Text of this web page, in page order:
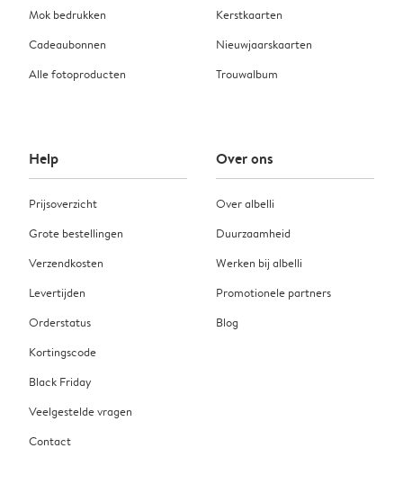
Mok bedrukken
Cadeaubonnen
Alle fotoproducten
Kerstkaarten
Nieuwjaarskaarten
Trouwalbum
Help
Prijsoverzicht
Grote bestellingen
Verzendkosten
Levertijden
Orderstatus
Kortingscode
Black Friday
Veelgestelde vragen
Contact
Over ons
Over albelli
Duurzaamheid
Werken bij albelli
Promotionele partners
Blog